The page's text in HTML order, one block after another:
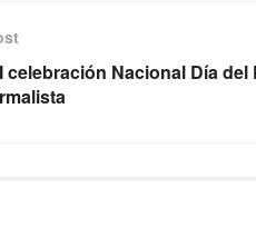
celebración Nacional Día del